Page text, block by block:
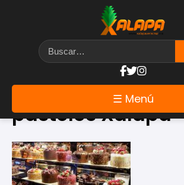
☰ Menú
Etiqueta: mejores
pasteles Xalapa